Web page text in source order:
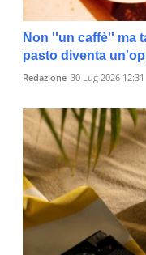
Non ''un caffè'' ma
pasto diventa
Redazione 30 Lug 2026 12:31